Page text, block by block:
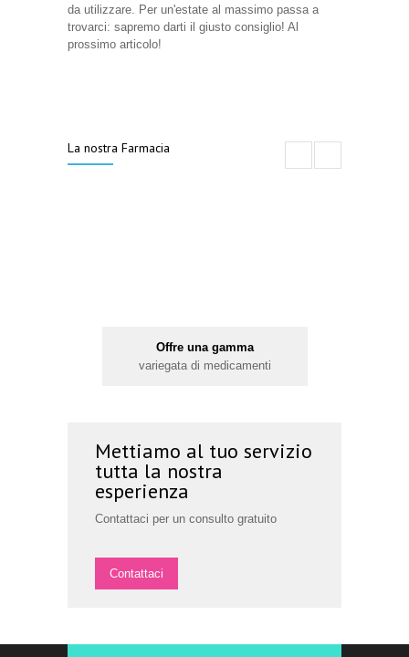
da utilizzare. Per un'estate al massimo passa a
trovarci: sapremo darti il giusto consiglio! Al
prossimo articolo!
La nostra Farmacia
Offre una gamma
variegata di medicamenti
Mettiamo al tuo servizio
tutta la nostra
esperienza
Contattaci per un consulto gratuito
Contattaci